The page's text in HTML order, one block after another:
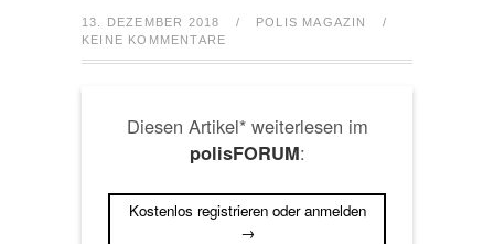
13. DEZEMBER 2018 / POLIS MAGAZIN
/
KEINE KOMMENTARE
Diesen Artikel* weiterlesen im
polisFORUM:
Kostenlos registrieren oder anmelden
→